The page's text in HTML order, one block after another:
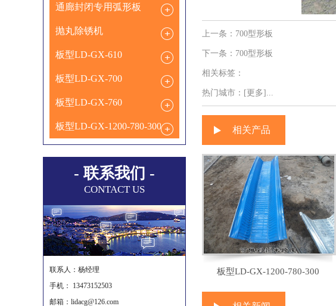
通廊封闭专用弧形板
抛丸除锈机
板型LD-GX-610
板型LD-GX-700
板型LD-GX-760
板型LD-GX-1200-780-300
- 联系我们 -
CONTACT US
联系人：杨经理
手机： 13473152503
邮箱：lidacg@126.com
上一条： 700型形板
下一条： 700型形板
相关标签：
热门城市： [更多]...
相关产品
板型LD-GX-1200-780-300